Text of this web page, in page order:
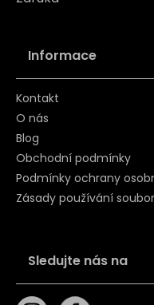
Informace
Kontakt
O nás
Blog
Obchodní podmínky
Podmínky ochrany
Zásady používání
Sledujte nás na